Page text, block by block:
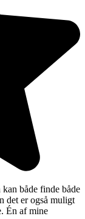
både finde både
det er også muligt
Én af mine